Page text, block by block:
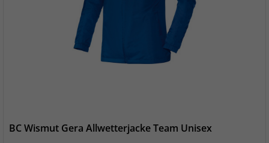
BC Wismut Gera Allwetterjacke Team Unisex